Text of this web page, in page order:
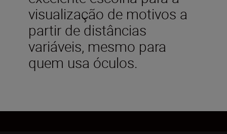
visualização de motivos a
partir de distâncias
variáveis, mesmo para
quem usa óculos.